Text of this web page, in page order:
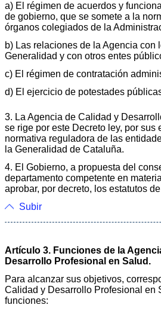
a) El régimen de acuerdos y
de gobierno, que se somete a la
órganos colegiados de la
b) Las relaciones de la Agencia con
Generalidad y con otros entes
c) El régimen de contratación
d) El ejercicio de potestades
3. La Agencia de Calidad y
se rige por este Decreto ley, por sus
normativa reguladora de las
la Generalidad de Cataluña.
4. El Gobierno, a propuesta del
departamento competente en
aprobar, por decreto, los estatutos
Subir
Artículo 3. Funciones de la
Desarrollo Profesional en Salud.
Para alcanzar sus objetivos,
Calidad y Desarrollo Profesional en
funciones: